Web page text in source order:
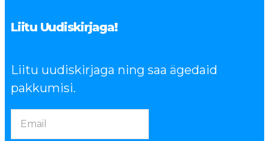
Liitu Uudiskirjaga!
Liitu uudiskirjaga ning saa ägedaid
pakkumisi.